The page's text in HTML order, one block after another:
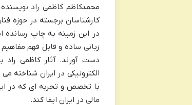
محمدکاظم کاظمی راد
کارشناسان برجسته در حوزه
در این زمینه به چاپ
زبانی ساده و قابل فهم
دست آورند. آثار کاظمی راد
الکترونیکی در ایران
با تخصص و تجربه ای که در
مالی در ایران ایفا کند.